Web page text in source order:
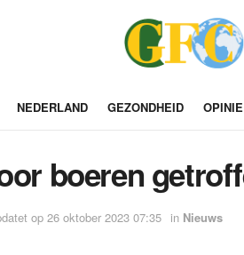
NEDERLAND GEZONDHEID OPINIE
boeren
op 26 oktober 2023 07:35 in Nieuws